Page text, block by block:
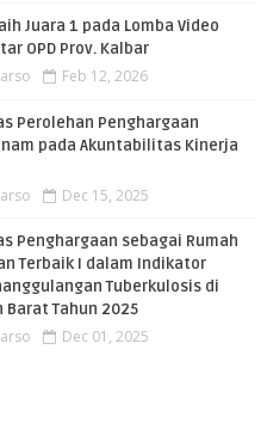
Juara 1 pada Lomba Video
OPD Prov. Kalbar
Feb 12, 2026
Perolehan Penghargaan
pada Akuntabilitas Kinerja
Dec 15, 2025
Penghargaan sebagai Rumah
Terbaik I dalam Indikator
Tuberkulosis di
Tahun 2025
Dec 01, 2025